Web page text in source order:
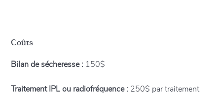
Coûts
Bilan de sécheresse : 150$
Traitement IPL ou radiofréquence : 250$ par traitement